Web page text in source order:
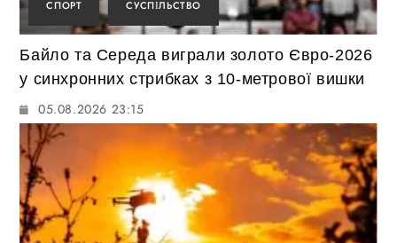
СПОРТ СУСПІЛЬСТВО
Байло та Середа виграли золото Євро-2026
у синхронних стрибках з 10-метрової вишки
05.08.2026 23:15